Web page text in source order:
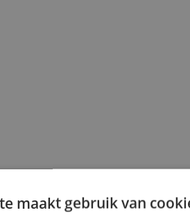
maakt gebruik van